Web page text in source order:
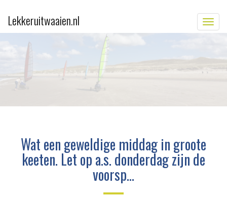
Lekkeruitwaaien.nl
Wat een geweldige middag in groote
keeten. Let op a.s. donderdag zijn de
voorsp…